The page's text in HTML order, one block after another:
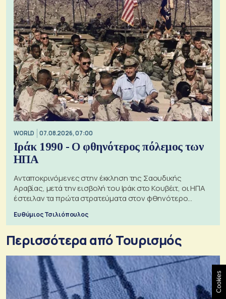
WORLD 07.08.2026, 07:00
Ιράκ 1990 - Ο φθηνότερος πόλεμος των
ΗΠΑ
Ανταποκρινόμενες στην έκκληση της Σαουδικής
Αραβίας, μετά την εισβολή του Ιράκ στο Κουβέιτ, οι ΗΠΑ
έστειλαν τα πρώτα στρατεύματα στον φθηνότερο
Ευθύμιος Τσιλιόπουλος
Περισσότερα από Τουρισμός
Cookies